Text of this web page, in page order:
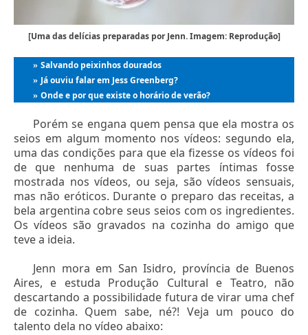
[Uma das delícias preparadas por Jenn. Imagem: Reprodução]
» Salvando peixinhos dourados
» Já ouviu falar em Jess Greenberg?
» Onde e por que existe o horário de verão?
Porém se engana quem pensa que ela mostra os
seios em algum momento nos vídeos: segundo ela,
uma das condições para que ela fizesse os vídeos foi
de que nenhuma de suas partes íntimas fosse
mostrada nos vídeos, ou seja, são vídeos sensuais,
mas não eróticos. Durante o preparo das receitas, a
bela argentina cobre seus seios com os ingredientes.
Os vídeos são gravados na cozinha do amigo que
teve a ideia.
Jenn mora em San Isidro, província de Buenos
Aires, e estuda Produção Cultural e Teatro, não
descartando a possibilidade futura de virar uma chef
de cozinha. Quem sabe, né?! Veja um pouco do
talento dela no vídeo abaixo: